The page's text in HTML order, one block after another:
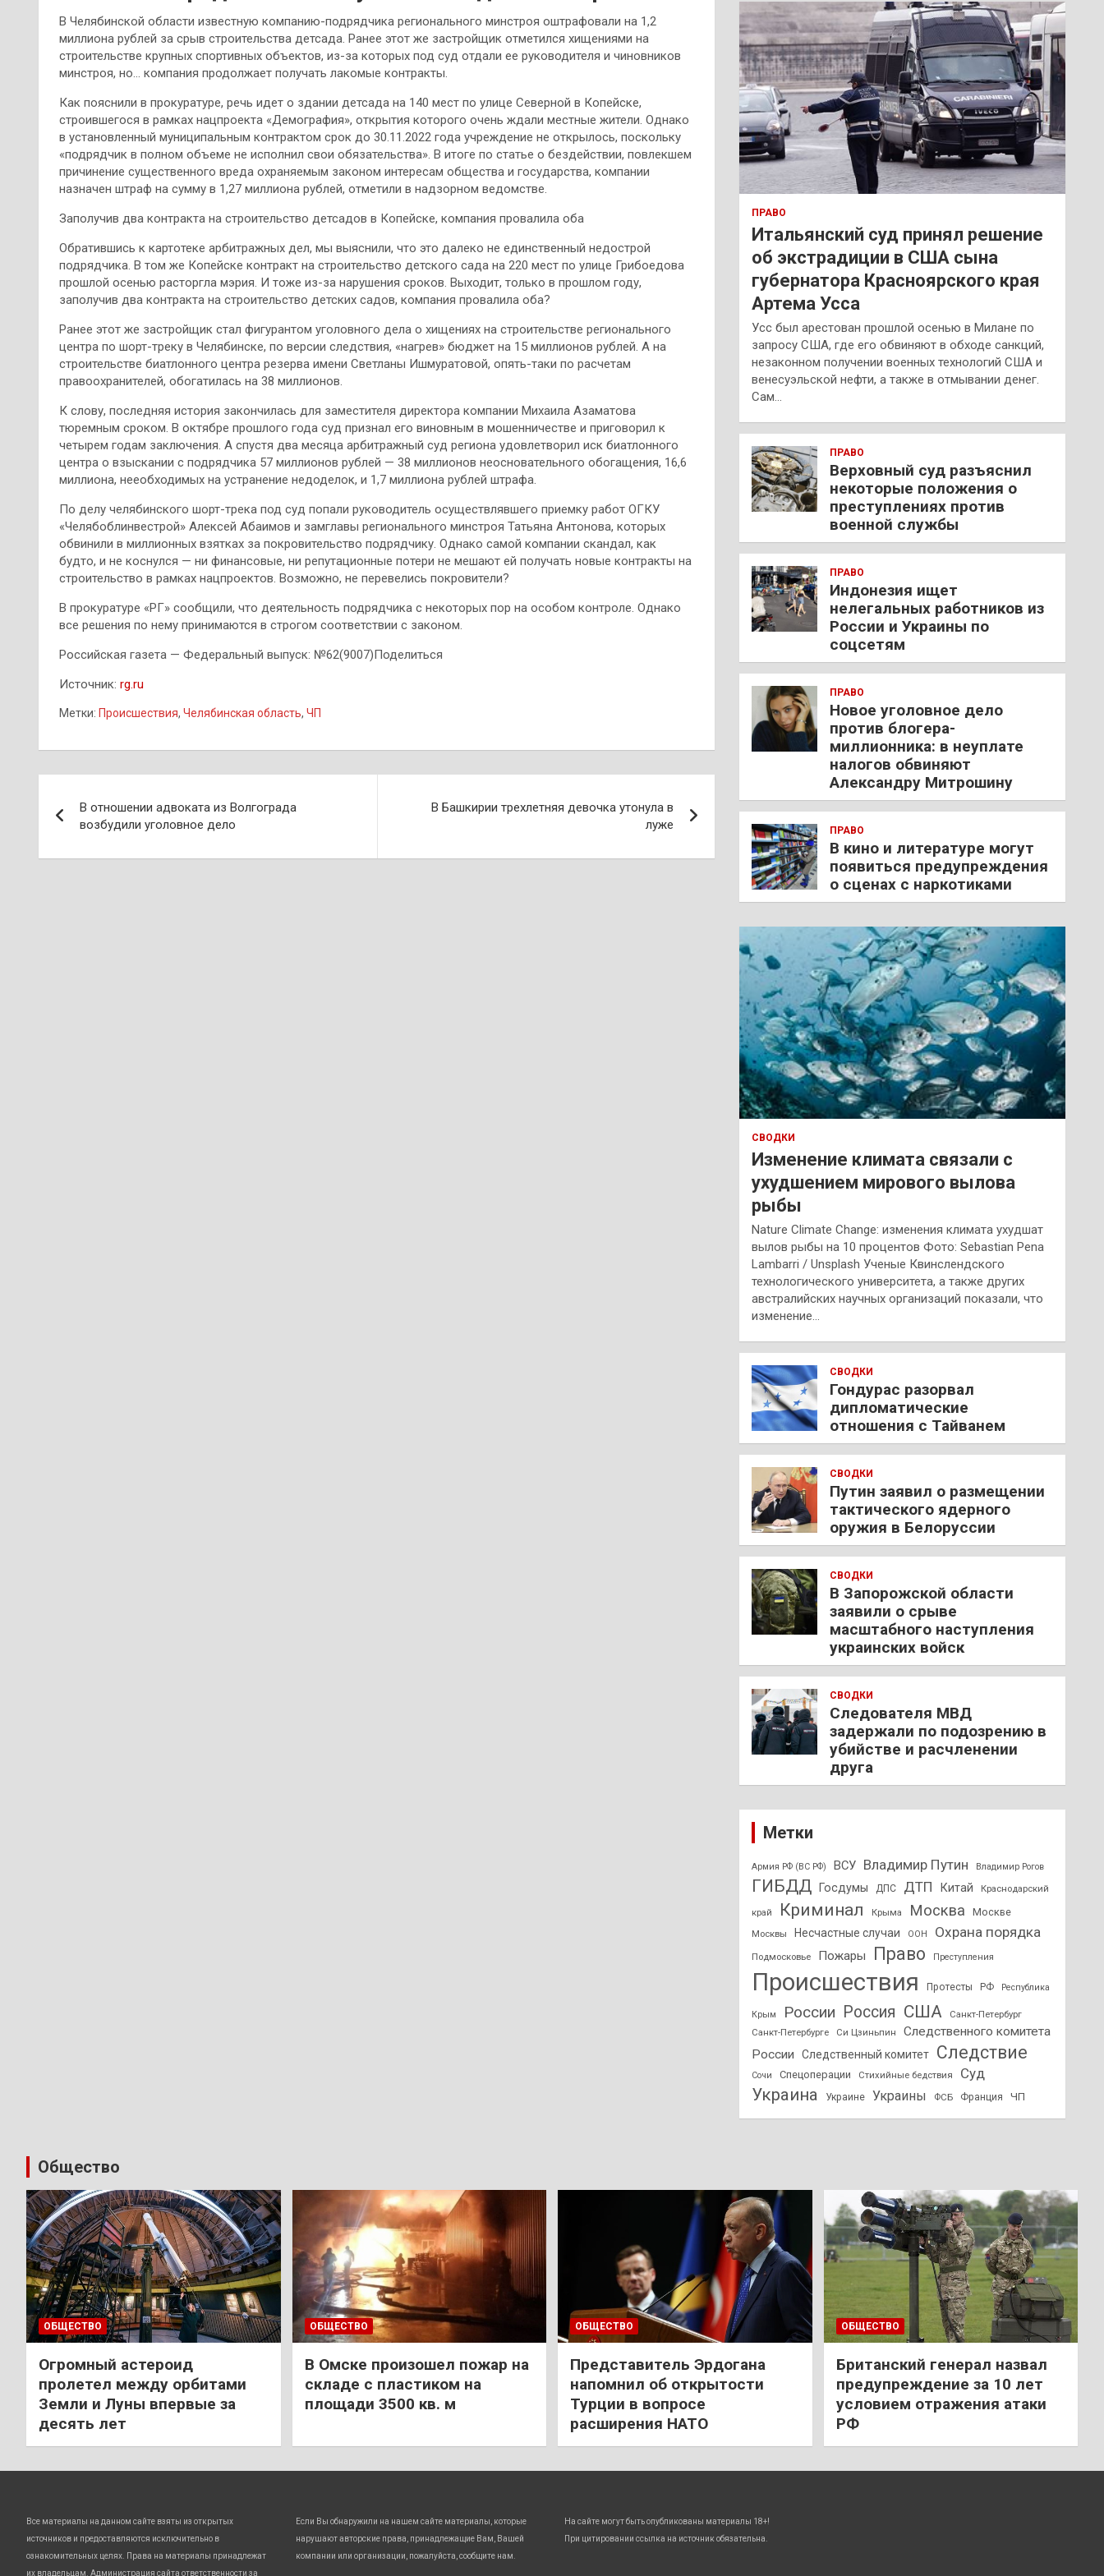
В Челябинской области известную компанию-подрядчика регионального минстроя оштрафовали на 1,2
миллиона рублей за срыв строительства детсада. Ранее этот же застройщик отметился хищениями на
строительстве крупных спортивных объектов, из-за которых под суд отдали ее руководителя и чиновников
минстроя, но… компания продолжает получать лакомые контракты.
Как пояснили в прокуратуре, речь идет о здании детсада на 140 мест по улице Северной в Копейске,
строившегося в рамках нацпроекта «Демография», открытия которого очень ждали местные жители. Однако
в установленный муниципальным контрактом срок до 30.11.2022 года учреждение не открылось, поскольку
«подрядчик в полном объеме не исполнил свои обязательства». В итоге по статье о бездействии, повлекшем
причинение существенного вреда охраняемым законом интересам общества и государства, компании
назначен штраф на сумму в 1,27 миллиона рублей, отметили в надзорном ведомстве.
Заполучив два контракта на строительство детсадов в Копейске, компания провалила оба
Обратившись к картотеке арбитражных дел, мы выяснили, что это далеко не единственный недострой
подрядчика. В том же Копейске контракт на строительство детского сада на 220 мест по улице Грибоедова
прошлой осенью расторгла мэрия. И тоже из-за нарушения сроков. Выходит, только в прошлом году,
заполучив два контракта на строительство детских садов, компания провалила оба?
Ранее этот же застройщик стал фигурантом уголовного дела о хищениях на строительстве регионального
центра по шорт-треку в Челябинске, по версии следствия, «нагрев» бюджет на 15 миллионов рублей. А на
строительстве биатлонного центра резерва имени Светланы Ишмуратовой, опять-таки по расчетам
правоохранителей, обогатилась на 38 миллионов.
К слову, последняя история закончилась для заместителя директора компании Михаила Азаматова
тюремным сроком. В октябре прошлого года суд признал его виновным в мошенничестве и приговорил к
четырем годам заключения. А спустя два месяца арбитражный суд региона удовлетворил иск биатлонного
центра о взыскании с подрядчика 57 миллионов рублей — 38 миллионов неосновательного обогащения, 16,6
миллиона, нееобходимых на устранение недоделок, и 1,7 миллиона рублей штрафа.
По делу челябинского шорт-трека под суд попали руководитель осуществлявшего приемку работ ОГКУ
«Челябоблинвестрой» Алексей Абаимов и замглавы регионального минстроя Татьяна Антонова, которых
обвинили в миллионных взятках за покровительство подрядчику. Однако самой компании скандал, как
будто, и не коснулся — ни финансовые, ни репутационные потери не мешают ей получать новые контракты на
строительство в рамках нацпроектов. Возможно, не перевелись покровители?
В прокуратуре «РГ» сообщили, что деятельность подрядчика с некоторых пор на особом контроле. Однако
все решения по нему принимаются в строгом соответствии с законом.
Российская газета — Федеральный выпуск: №62(9007)Поделиться
Источник: rg.ru
Метки: Происшествия, Челябинская область, ЧП
по
записям
В отношении адвоката из Волгограда
возбудили уголовное дело
В Башкирии трехлетняя девочка утонула в
луже
к
ПРАВО
Итальянский суд принял решение
об экстрадиции в США сына
губернатора Красноярского края
Артема Усса
Усс был арестован прошлой осенью в Милане по
запросу США, где его обвиняют в обходе санкций,
незаконном получении военных технологий США и
венесуэльской нефти, а также в отмывании денег.
Сам…
ПРАВО
Верховный суд разъяснил
некоторые положения о
преступлениях против
военной службы
ПРАВО
Индонезия ищет
нелегальных работников из
России и Украины по
соцсетям
ПРАВО
Новое уголовное дело
против блогера-
миллионника: в неуплате
налогов обвиняют
Александру Митрошину
ПРАВО
В кино и литературе могут
появиться предупреждения
о сценах с наркотиками
СВОДКИ
Изменение климата связали с
ухудшением мирового вылова
рыбы
Nature Climate Change: изменения климата ухудшат
вылов рыбы на 10 процентов Фото: Sebastian Pena
Lambarri / Unsplash Ученые Квинслендского
технологического университета, а также других
австралийских научных организаций показали, что
изменение…
СВОДКИ
Гондурас разорвал
дипломатические
отношения с Тайванем
СВОДКИ
Путин заявил о размещении
тактического ядерного
оружия в Белоруссии
СВОДКИ
В Запорожской области
заявили о срыве
масштабного наступления
украинских войск
СВОДКИ
Следователя МВД
задержали по подозрению в
убийстве и расчленении
друга
Метки
Армия РФ (ВС РФ) ВСУ Владимир Путин Владимир Рогов
ГИБДД Госдумы ДПС ДТП Китай Краснодарский
край Криминал Крыма Москва Москве
Москвы Несчастные случаи ООН Охрана порядка
Подмосковье Пожары Право Преступления
Происшествия Протесты РФ Республика
Крым России Россия США
Санкт-Петербург
Санкт-Петербурге
Си Цзиньпин
Следственного комитета
России
Следственный комитет Следствие
Сочи Спецоперации Стихийные бедствия Суд
Украина Украине Украины ФСБ Франция ЧП
Общество
ОБЩЕСТВО
Огромный астероид
пролетел между орбитами
Земли и Луны впервые за
десять лет
ОБЩЕСТВО
В Омске произошел пожар на
складе с пластиком на
площади 3500 кв. м
ОБЩЕСТВО
Представитель Эрдогана
напомнил об открытости
Турции в вопросе
расширения НАТО
ОБЩЕСТВО
Британский генерал назвал
предупреждение за 10 лет
условием отражения атаки
РФ
Все материалы на данном сайте взяты из открытых
источников и предоставляются исключительно в
ознакомительных целях. Права на материалы принадлежат
их владельцам. Администрация сайта ответственности за
Если Вы обнаружили на нашем сайте материалы, которые
нарушают авторские права, принадлежащие Вам, Вашей
компании или организации, пожалуйста, сообщите нам.
На сайте могут быть опубликованы материалы 18+!
При цитировании ссылка на источник обязательна.